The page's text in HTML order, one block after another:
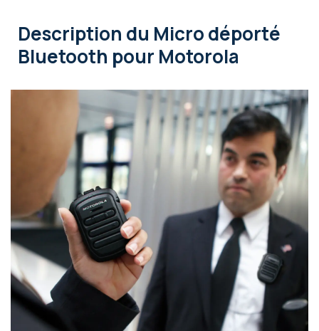
Description du Micro déporté
Bluetooth pour Motorola